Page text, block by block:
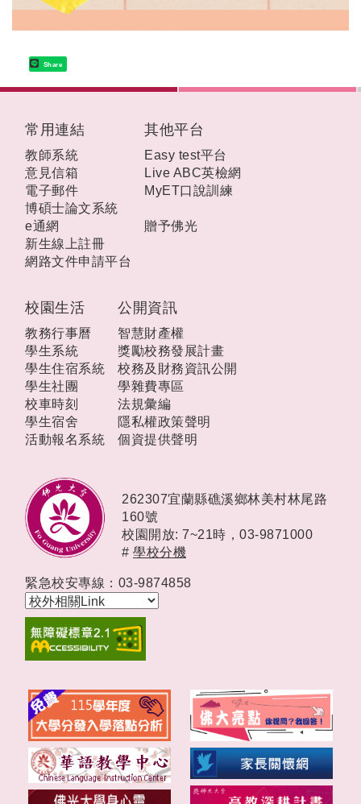
Share
校園生活
教務行事曆
學生系統
學生住宿系統
學生社團
校車時刻
學生宿舍
活動報名系統
公開資訊
智慧財產權
獎勵校務發展計畫
校務及財務資訊公開
學雜費專區
法規彙編
隱私權政策聲明
個資提供聲明
常用連結
教師系統
意見信箱
電子郵件
博碩士論文系統
e通網
新生線上註冊
網路文件申請平台
其他平台
Easy test平台
Live ABC英檢網
MyET口說訓練
贈予佛光
262307宜蘭縣礁溪鄉林美村林尾路
160號
校園開放: 7~21時， 03-9871000
# 學校分機
緊急校安專線：03-9874858